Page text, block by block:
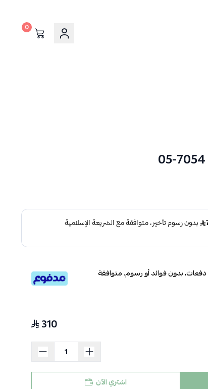
0
قسم دفعاتك بطريقة ميسرة إلى 4 وحتى 6 دفعات، بدون فوائد أو رسوم. متوافقة
310
اشتري الآن